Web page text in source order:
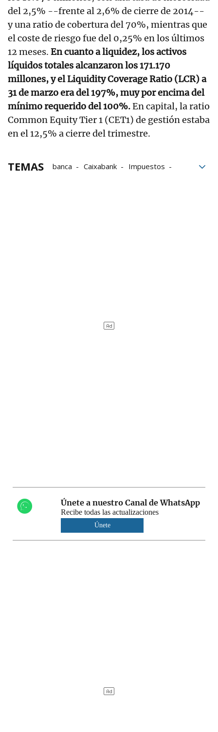
del 2,5% --frente al 2,6% de cierre de 2014--
y una ratio de cobertura del 70%, mientras que
el coste de riesgo fue del 0,25% en los últimos
12 meses. En cuanto a liquidez, los activos
líquidos totales alcanzaron los 171.170
millones, y el Liquidity Coverage Ratio (LCR) a
31 de marzo era del 197%, muy por encima del
mínimo requerido del 100%.En capital, la ratio
Common Equity Tier 1 (CET1) de gestión estaba
en el 12,5% a cierre del trimestre.
TEMAS banca Caixabank
Impuestos
Únete a nuestro Canal de WhatsApp
Recibe todas las actualizaciones
Únete